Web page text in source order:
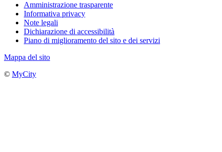
Amministrazione trasparente
Informativa privacy
Note legali
Dichiarazione di accessibilità
Piano di miglioramento del sito e dei servizi
Mappa del sito
© MyCity